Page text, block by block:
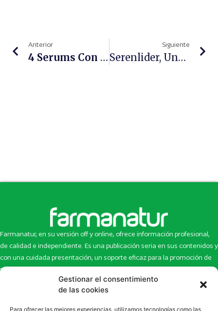
Gestionar el consentimiento
de las cookies
Para ofrecer las mejores experiencias, utilizamos tecnologías como las
Anterior
4 Serums Con Thiamidol ® Infalibles
Siguiente
Serenlider, Una Apuesta Por La Tranquilidad
Farmanatur, en su versión off y online, ofrece información profesional,
de calidad e independiente. Es una publicación seria en sus contenidos y
con una cuidada presentación, un soporte eficaz para la promoción de
productos y novedades.
Inicio